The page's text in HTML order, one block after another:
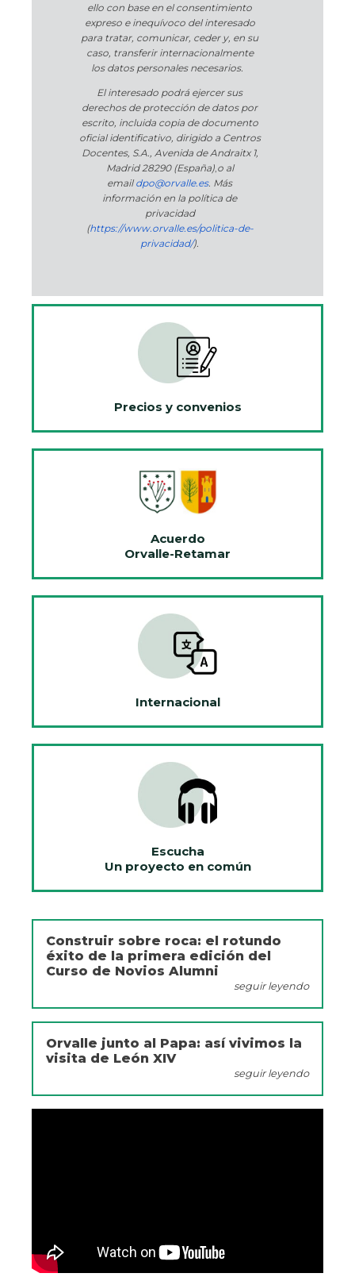
ello con base en el consentimiento
expreso e inequívoco del interesado
para tratar, comunicar, ceder y, en su
caso, transferir internacionalmente
los datos personales necesarios.
El interesado podrá ejercer sus
derechos de protección de datos por
escrito, incluida copia de documento
oficial identificativo, dirigido a Centros
Docentes, S.A., Avenida de Andraitx 1,
Madrid 28290 (España),o al
emaildpo@orvalle.es. Más
información en la política de
privacidad
(https://www.orvalle.es/politica-de-
privacidad/).
Precios y convenios
Acuerdo
Orvalle-Retamar
Internacional
Escucha
Un proyecto en común
Construir sobre roca: el rotundo
éxito de la primera edición del
Curso de Novios Alumni
seguir leyendo
Orvalle junto al Papa: así vivimos la
visita de León XIV
seguir leyendo